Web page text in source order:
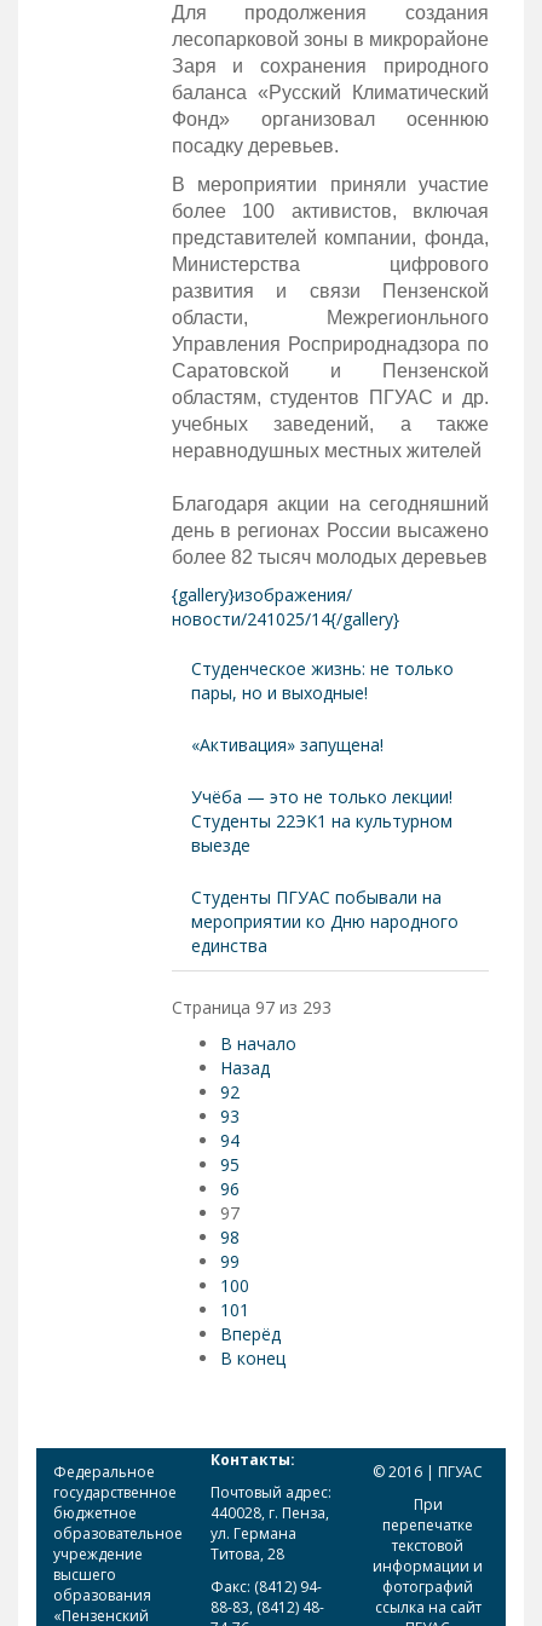
Для продолжения создания
лесопарковой зоны в микрорайоне
Заря и сохранения природного
баланса «Русский Климатический
Фонд» организовал осеннюю
посадку деревьев.
В мероприятии приняли участие
более 100 активистов, включая
представителей компании, фонда,
Министерства цифрового
развития и связи Пензенской
области, Межрегионльного
Управления Росприроднадзора по
Саратовской и Пензенской
областям, студентов ПГУАС и др.
учебных заведений, а также
неравнодушных местных жителей
Благодаря акции на сегодняшний
день в регионах России высажено
более 82 тысяч молодых деревьев
{gallery}изображения/
новости/241025/14{/gallery}
Студенческое жизнь: не только
пары, но и выходные!
«Активация» запущена!
Учёба — это не только лекции!
Студенты 22ЭК1 на культурном
выезде
Студенты ПГУАС побывали на
мероприятии ко Дню народного
единства
Страница 97 из 293
В начало
Назад
92
93
94
95
96
97
98
99
100
101
Вперёд
В конец
Федеральное
государственное
бюджетное
образовательное
учреждение
высшего
образования
«Пензенский
Контакты:
Почтовый адрес:
440028, г. Пенза,
ул. Германа
Титова, 28
Факс: (8412) 94-
88-83, (8412) 48-
© 2016 | ПГУАС
При
перепечатке
текстовой
информации и
фотографий
ссылка на сайт